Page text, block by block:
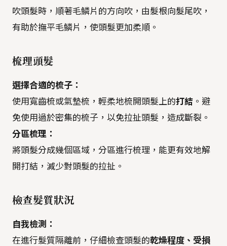
吹頭髮時，順著毛鱗片的方向吹，由髮根向髮尾吹，
有助於撫平毛鱗片，使頭髮更加柔順。
梳理頭髮
選擇合適的梳子：
使用寬齒梳或氣墊梳，輕柔地梳開頭髮上的打結 。避
免使用過於密集的梳子，以免拉扯頭髮，造成斷裂。
分區梳理：
將頭髮分成幾個區域，分區進行梳理，能更有效地解
開打結，減少對頭髮的拉扯。
檢查髮質狀況
自我檢測：
在進行髮質隔離前，仔細檢查頭髮的乾燥程度、受損